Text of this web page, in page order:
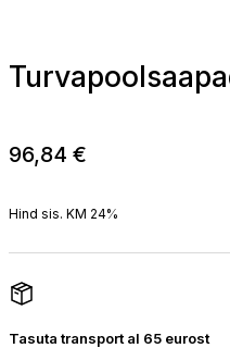
96,84 €
Hind sis. KM 24%
Tasuta transport al 65 eurost